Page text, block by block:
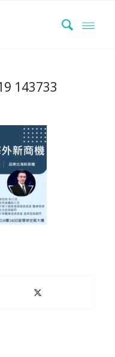
143733